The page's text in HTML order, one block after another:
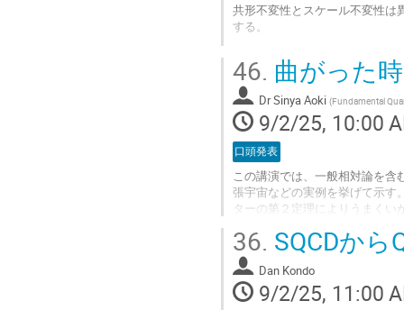
共形不変性とスケール不変性は
する。
to
contribution
page
46. 曲がった
DrSinya Aoki (Fundamental
9/2/25, 10:00
口頭発表
この講演では、一般相対論を含
張宇宙などの実例を挙げて示す
ターの第２定理によりうまく
Go
to
contribution
page
36. SQCDから
Dan Kondo
9/2/25, 11:00